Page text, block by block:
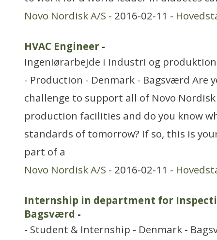
Novo Nordisk A/S - 2016-02-11 -
HVAC Engineer -
Ingeniørarbejde i industri og produktion
- Production - Denmark - Bagsværd Are
challenge to support all of Novo
production facilities and do you know
standards of tomorrow? If so, this is
part of a
Novo Nordisk A/S - 2016-02-11 -
Internship in department for
Bagsværd -
- Student & Internship - Denmark -